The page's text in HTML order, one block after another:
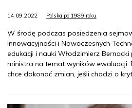
14.09.2022 Polska po 1989 roku
W środę podczas posiedzenia
Innowacyjności i Nowoczesnych
edukacji i nauki Włodzimierz
ministra na temat wyników ewaluacji.
chce dokonać zmian, jeśli chodzi o